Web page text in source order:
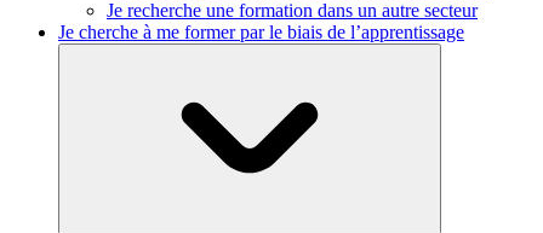
Je recherche une formation dans un autre secteur
Je cherche à me former par le biais de l’apprentissage